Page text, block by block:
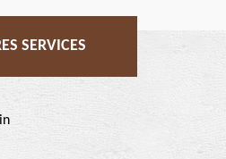
SERVICES